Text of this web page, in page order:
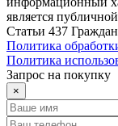
является
Статьи 437
Политика
Политика
Запрос на покупку
×